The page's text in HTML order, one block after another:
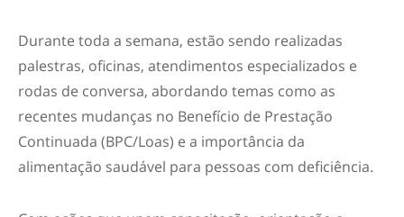
Durante toda a semana, estão sendo realizadas
palestras, oficinas, atendimentos especializados e
rodas de conversa, abordando temas como as
recentes mudanças no Benefício de Prestação
Continuada (BPC/Loas) e a importância da
alimentação saudável para pessoas com deficiência.